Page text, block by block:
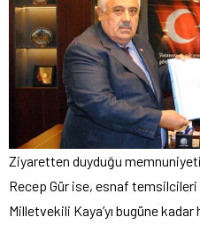
Ziyaretten duyduğu
Recep Gür ise, esnaf
Milletvekili Kaya’yı bugüne